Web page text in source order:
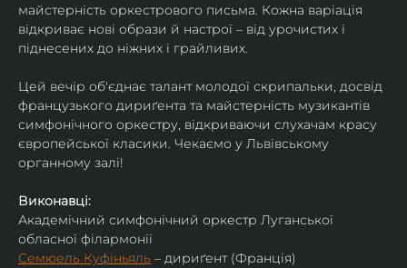
майстерність оркестрового письма. Кожна варіація
відкриває нові образи й настрої – від урочистих і
піднесених до ніжних і грайливих.
Цей вечір об'єднає талант молодої скрипальки, досвід
французького дириґента та майстерність музикантів
симфонічного оркестру, відкриваючи слухачам красу
європейської класики. Чекаємо у Львівському
органному залі!
Виконавці:
Академічний симфонічний оркестр Луганської
обласної філармонії
Семюель Куфіньяль – дириґент (Франція)